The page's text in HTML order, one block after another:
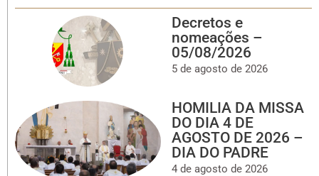
Decretos e
nomeações –
05/08/2026
5 de agosto de 2026
HOMILIA DA MISSA
DO DIA 4 DE
AGOSTO DE 2026 –
DIA DO PADRE
4 de agosto de 2026